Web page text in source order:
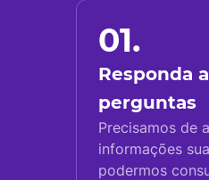
01.
Responda
perguntas
Precisamos de
informações
podermos